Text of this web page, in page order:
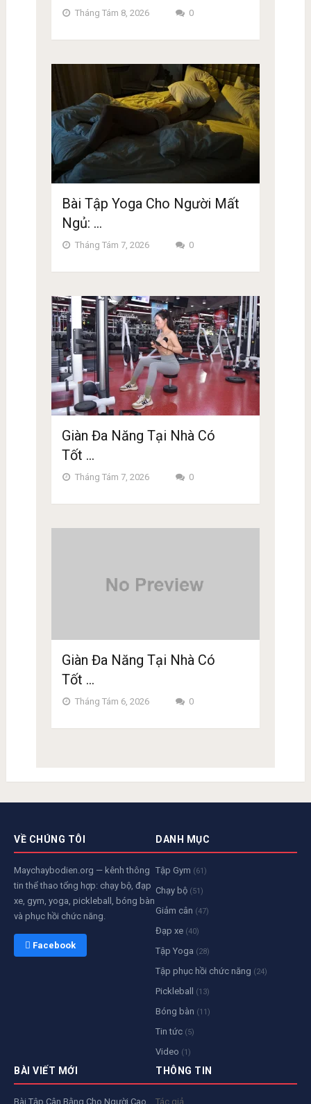
Tháng Tám 8, 2026 0
Bài Tập Yoga Cho Người Mất
Ngủ: …
Tháng Tám 7, 2026 0
Giàn Đa Năng Tại Nhà Có
Tốt …
Tháng Tám 7, 2026 0
Giàn Đa Năng Tại Nhà Có
Tốt …
Tháng Tám 6, 2026 0
VỀ CHÚNG TÔI
Maychaybodien.org — kênh thông
tin thể thao tổng hợp: chạy bộ, đạp
xe, gym, yoga, pickleball, bóng bàn
và phục hồi chức năng.
 Facebook
DANH MỤC
Tập Gym (61)
Chạy bộ (51)
Giảm cân (47)
Đạp xe (40)
Tập Yoga (28)
Tập phục hồi chức năng (24)
Pickleball (13)
Bóng bàn (11)
Tin tức (5)
Video (1)
BÀI VIẾT MỚI
Bài Tập Cân Bằng Cho Người Cao
THÔNG TIN
Tác giả